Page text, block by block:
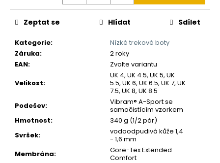
Kategorie:
Nízké trekové boty
Záruka:
2 roky
EAN:
Zvolte variantu
Velikost:
UK 4, UK 4.5, UK 5, UK
5.5, UK 6, UK 6.5, UK 7, UK
7.5, UK 8, UK 8.5
Podešev:
Vibram® A-Sport se
samočistícím vzorkem
Hmotnost:
340 g (1/2 pár)
Svršek:
vodoodpudivá kůže 1,4
- 1,6 mm
Membrána:
Gore-Tex Extended
Comfort
Zeptat se Hlídat Sdílet